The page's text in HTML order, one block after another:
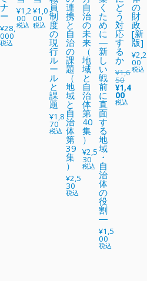
ナ
ー
¥28,
000
税込
¥1,2
00
税込
¥1,0
00
税込
員
制
度
の
現
行
ル
ー
ル
と
課
題
¥1,8
70
税込
連
携
と
自
治
の
課
題
（
地
域
と
自
治
体
第
39
集
）
¥2,5
30
税込
自
治
の
未
来
（
地
域
と
自
治
体
第
40
集
）
¥2,5
30
税込
く
た
め
に
―
新
し
い
戦
前
に
直
面
す
る
地
域
・
自
治
体
の
役
割
―
¥1,5
00
税込
ど
う
対
応
す
る
か
¥1,6
50
元
の
価
¥1,4
00
税込
の
財
政
[新
版]
¥2,2
00
税込